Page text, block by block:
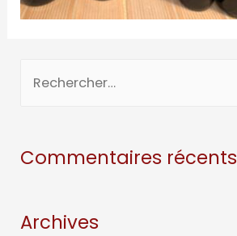
Commentaires récents
Archives